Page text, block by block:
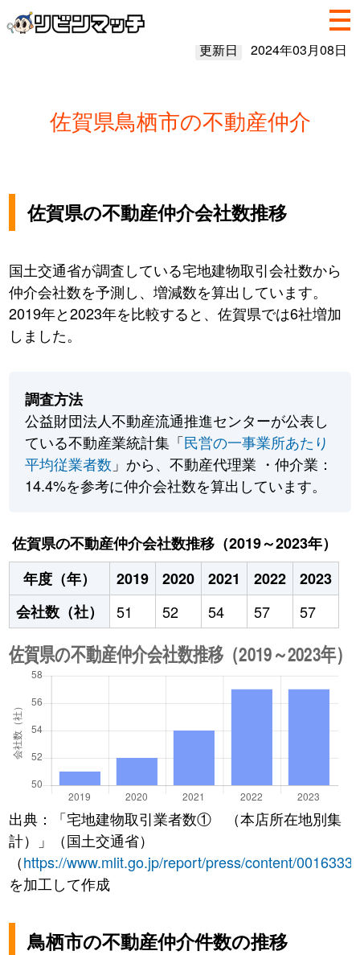
更新日 2024年03月08日
佐賀県鳥栖市の不動産仲介
佐賀県の不動産仲介会社数推移
国土交通省が調査している宅地建物取引会社数から
仲介会社数を予測し、増減数を算出しています。
2019年と2023年を比較すると、佐賀県では6社増加
しました。
調査方法
公益財団法人不動産流通推進センターが公表し
ている不動産業統計集「民営の一事業所あたり
平均従業者数 」から、不動産代理業 ・仲介業：
14.4%を参考に仲介会社数を算出しています。
佐賀県の不動産仲介会社数推移（2019～2023年）
年度（年）
2019 2020 2021 2022
2023
会社数（社）
51 52 54 57 57
出典：「宅地建物取引業者数① （本店所在地別集
計）」（国土交通省）
（https://www.mlit.go.jp/report/press/content/
を加工して作成
鳥栖市の不動産仲介件数の推移